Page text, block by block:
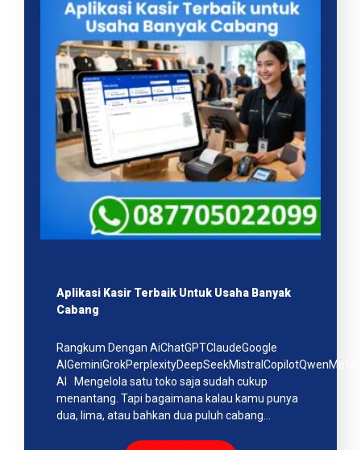
Aplikasi Kasir Terbaik Untuk Usaha Banyak
Cabang
Rangkum Dengan AiChatGPTClaudeGoogle
AIGeminiGrokPerplexityDeepSeekMistralCopilotQwenMeta
AI Mengelola satu toko saja sudah cukup
menantang. Tapi bagaimana kalau kamu punya
dua, lima, atau bahkan dua puluh cabang…